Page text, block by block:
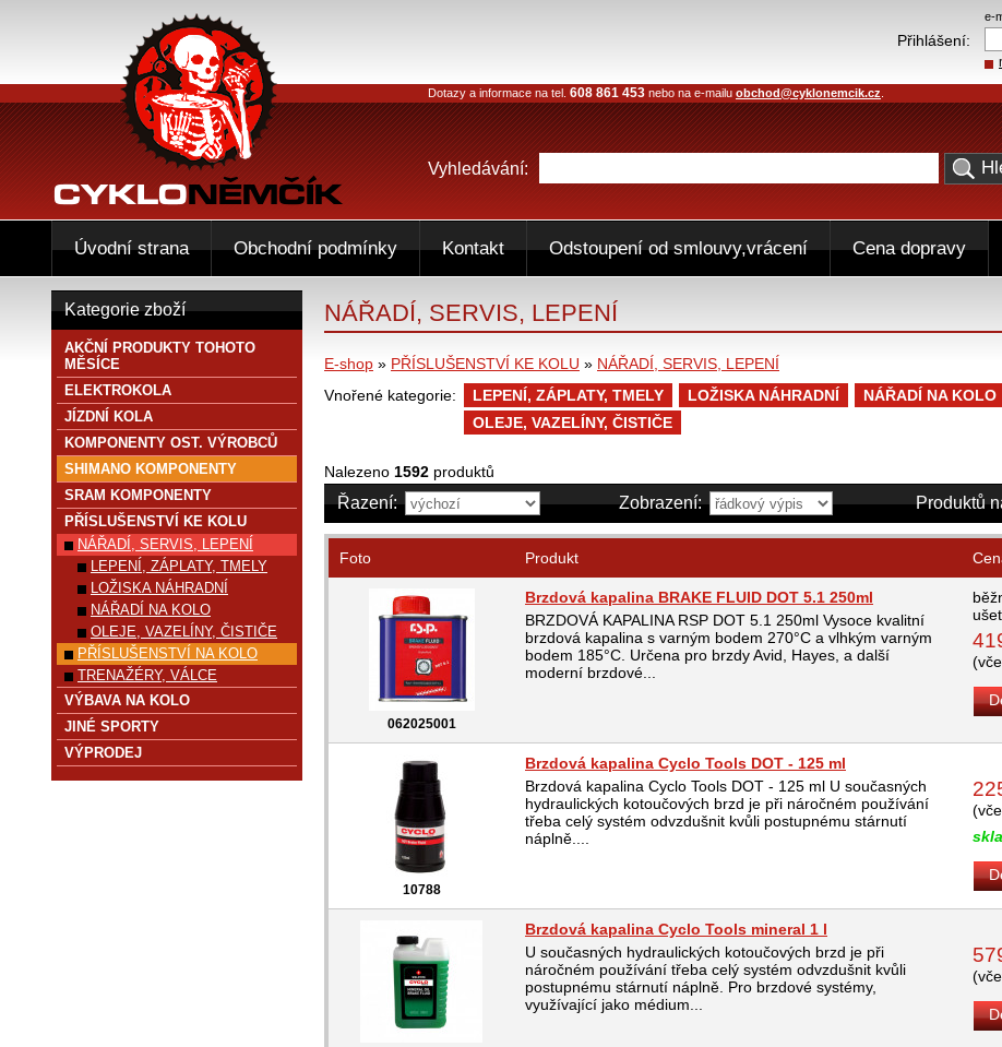
NÁŘADÍ, SERVIS, LEPENÍ
E-shop » PŘÍSLUŠENSTVÍ KE KOLU » NÁŘADÍ, SERVIS, LEPENÍ
Vnořené kategorie:
LEPENÍ, ZÁPLATY, TMELY LOŽISKA NÁHRADNÍ
NÁŘADÍ NA KOLO
OLEJE, VAZELÍNY, ČISTIČE
Nalezeno 1592 produktů
Řazení: Zobrazení: Produktů
Foto Produkt
062025001
Brzdová kapalina BRAKE FLUID DOT 5.1 250ml
BRZDOVÁ KAPALINA RSP DOT 5.1 250ml Vysoce kvalitní
brzdová kapalina s varným bodem 270°C a vlhkým varným
bodem 185°C. Určena pro brzdy Avid, Hayes, a další
moderní brzdové...
10788
Brzdová kapalina Cyclo Tools DOT - 125 ml
Brzdová kapalina Cyclo Tools DOT - 125 ml U současných
hydraulických kotoučových brzd je při náročném používání
třeba celý systém odvzdušnit kvůli postupnému stárnutí
náplně....
Brzdová kapalina Cyclo Tools mineral 1 l
U současných hydraulických kotoučových brzd je při
náročném používání třeba celý systém odvzdušnit kvůli
postupnému stárnutí náplně. Pro brzdové systémy,
využívající jako médium...
Kategorie zboží
AKČNÍ PRODUKTY TOHOTO
MĚSÍCE
ELEKTROKOLA
JÍZDNÍ KOLA
KOMPONENTY OST. VÝROBCŮ
SHIMANO KOMPONENTY
SRAM KOMPONENTY
PŘÍSLUŠENSTVÍ KE KOLU
NÁŘADÍ, SERVIS, LEPENÍ
LEPENÍ, ZÁPLATY, TMELY
LOŽISKA NÁHRADNÍ
NÁŘADÍ NA KOLO
OLEJE, VAZELÍNY, ČISTIČE
PŘÍSLUŠENSTVÍ NA KOLO
TRENAŽÉRY, VÁLCE
VÝBAVA NA KOLO
JINÉ SPORTY
VÝPRODEJ
e-
Přihlášení:
Dotazy a informace na tel. 608 861 453 nebo na e-mailu obchod@cyklonemcik.cz
Vyhledávání:
Úvodní strana Obchodní podmínky Kontakt Odstoupení od smlouvy,vrácení Cena dopravy